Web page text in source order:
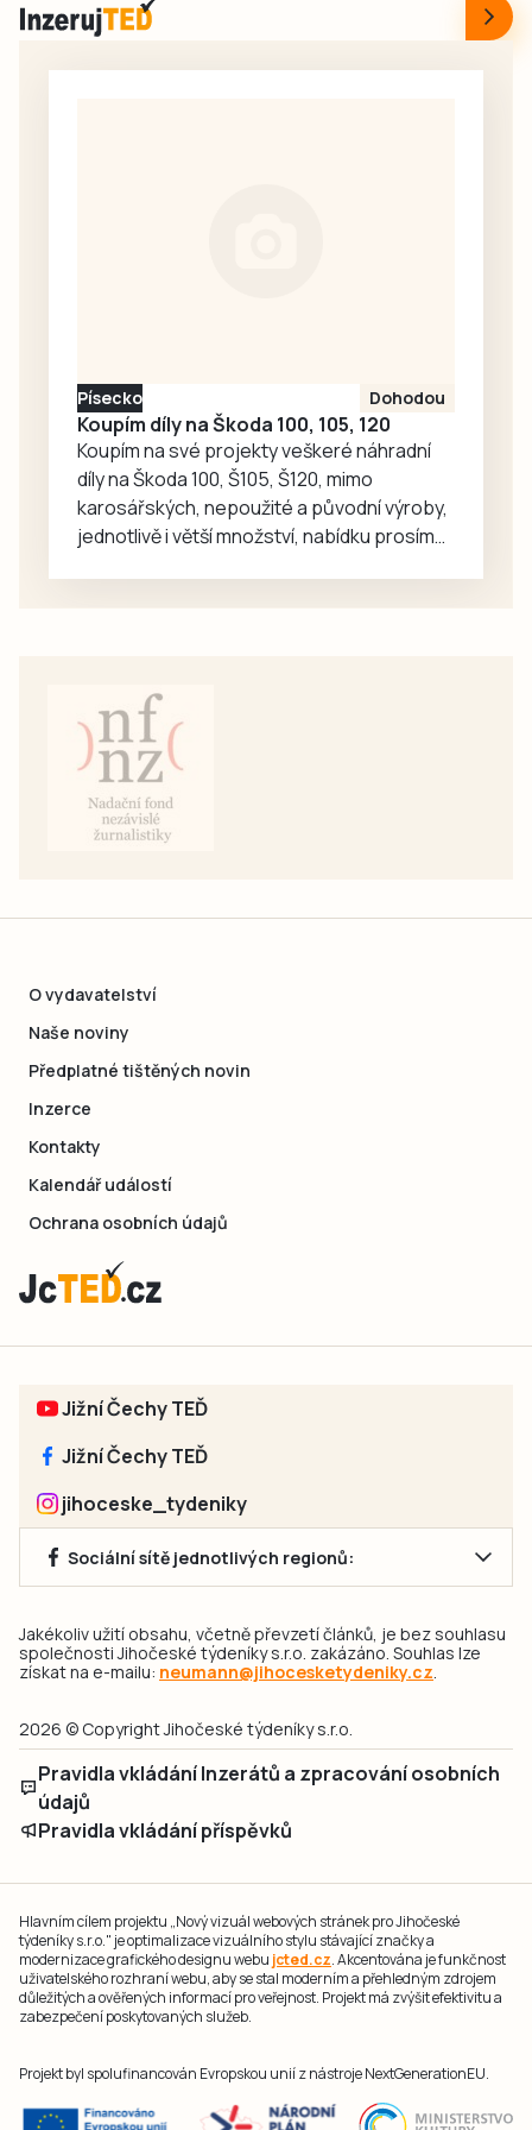
společnost ČEVAK
zveřejnila, že
Českobudějovicku
došlo ve čtvrtek 6.
srpna krátce po
Písecko Dohodou
Koupím díly na Škoda 100, 105, 120
Koupím na své projekty veškeré náhradní
díly na Škoda 100, Š105, Š120, mimo
karosářských, nepoužité a původní výroby,
jednotlivě i větší množství, nabídku prosím
O vydavatelství
Naše noviny
Předplatné tištěných novin
Inzerce
Kontakty
Kalendář událostí
Ochrana osobních údajů
Jižní Čechy TEĎ
Jižní Čechy TEĎ
jihoceske_tydeniky
Sociální sítě jednotlivých regionů:
Jakékoliv užití obsahu, včetně převzetí článků, je bez souhlasu
společnosti Jihočeské týdeníky s.r.o. zakázáno. Souhlas lze
získat na e-mailu: neumann@jihocesketydeniky.cz.
2026 © Copyright Jihočeské týdeníky s.r.o.
Pravidla vkládání Inzerátů a zpracování osobních
údajů
Pravidla vkládání příspěvků
Hlavním cílem projektu „Nový vizuál webových stránek pro Jihočeské
týdeníky s.r.o." je optimalizace vizuálního stylu stávající značky a
modernizace grafického designu webu jcted.cz. Akcentována je funkčnost
uživatelského rozhraní webu, aby se stal moderním a přehledným zdrojem
důležitých a ověřených informací pro veřejnost. Projekt má zvýšit efektivitu a
zabezpečení poskytovaných služeb.
Projekt byl spolufinancován Evropskou unií z nástroje NextGenerationEU.